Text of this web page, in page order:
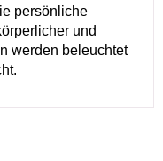
persönliche
und
werden beleuchtet